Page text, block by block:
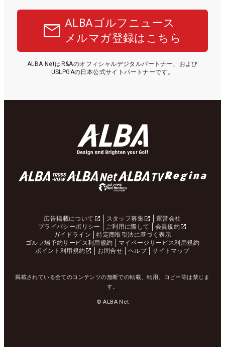
ALBAゴルフニュース
メルマガ登録はこちら
ALBA NetはR&Aのオフィシャルデジタルパートナー、および
USLPGAの日本公式サイトパートナーです。
広告掲載について スタッフ募集
運営会社
プライバシーポリシー
ご利用に際して
会員規約
ガイドライン
特定商取引法に基づく表示
ゴルフ場予約サービス利用規約
マイページサービス利用規約
ポイント利用規約
お問合せ ヘルプ サイトマップ
掲載されている全てのコンテンツの無断での転載、転用、コピー等は禁じま
す。
© ALBA Net